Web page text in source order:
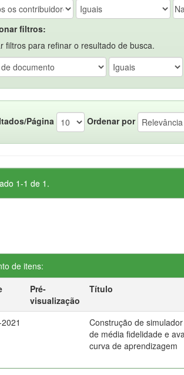
filtros:
filtros para refinar o resultado de busca.
Página Ordenar por
1-1 de 1.
de itens:
Pré-
visualização
Título
Construção de
de média fidelidade e
curva de aprendizagem